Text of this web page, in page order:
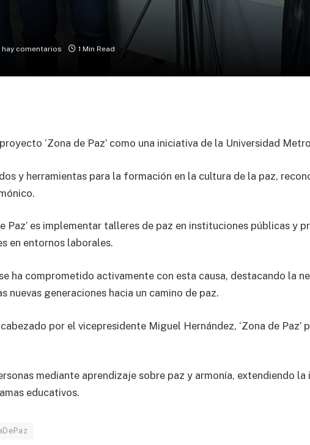
hay comentarios 1 Min Read
‘Zona de Paz’ como una iniciativa de la Universidad
y herramientas para la formación en la cultura de la paz,
Paz’ es implementar talleres de paz en instituciones públicas y
en entornos laborales.
ha comprometido activamente con esta causa, destacando la
nuevas generaciones hacia un camino de paz.
por el vicepresidente Miguel Hernández, ‘Zona de Paz’
mediante aprendizaje sobre paz y armonía, extendiendo
educativos.